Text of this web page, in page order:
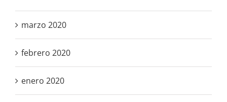
marzo 2020
febrero 2020
enero 2020